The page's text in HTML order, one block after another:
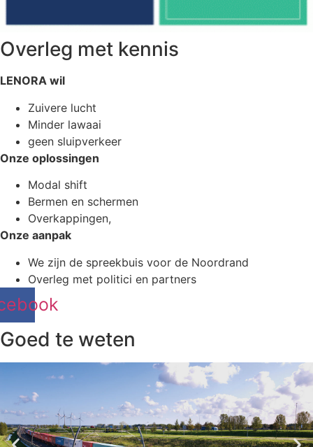
Overleg met kennis
LENORA wil
Zuivere lucht
Minder lawaai
geen sluipverkeer
Onze oplossingen
Modal shift
Bermen en schermen
Overkappingen,
Onze aanpak
We zijn de spreekbuis voor de Noordrand
Overleg met politici en partners
Goed te weten